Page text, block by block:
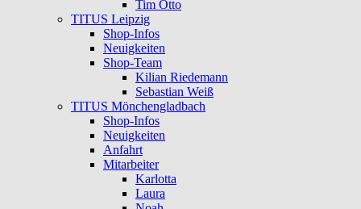
Tim Otto
TITUS Leipzig
Shop-Infos
Neuigkeiten
Shop-Team
Kilian Riedemann
Sebastian Weiß
TITUS Mönchengladbach
Shop-Infos
Neuigkeiten
Anfahrt
Mitarbeiter
Karlotta
Laura